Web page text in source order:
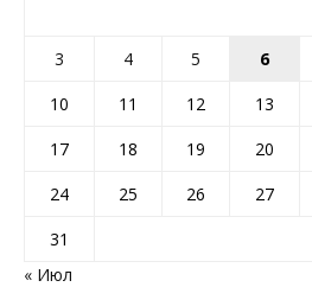
3
4 5 6
10
11 12 13
17
18 19 20
24
25 26 27
31
« Июл